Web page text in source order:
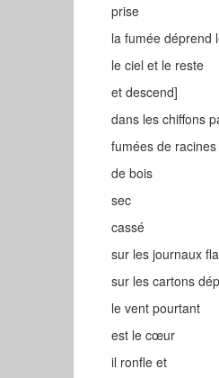
prise
la fumée déprend
le ciel et le reste
et descend]
dans les chiffons
fumées de racines
de bois
sec
cassé
sur les journaux
sur les cartons
le vent pourtant
est le cœur
il ronfle et